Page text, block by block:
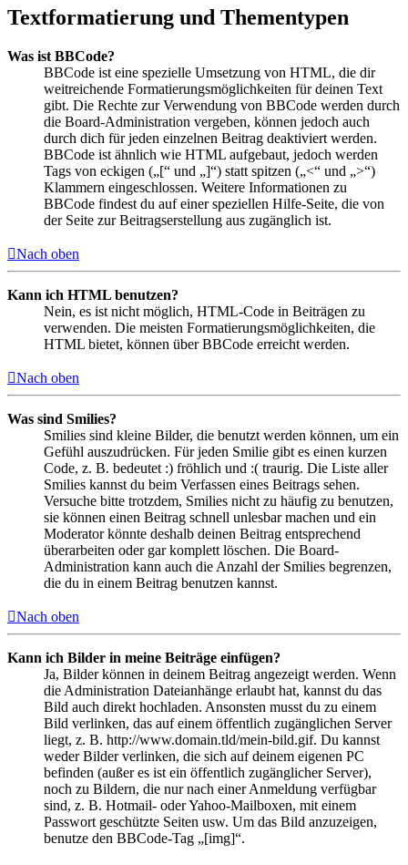
Textformatierung und Thementypen
Was ist BBCode?
BBCode ist eine spezielle Umsetzung von HTML, die dir
weitreichende Formatierungsmöglichkeiten für deinen Text
gibt. Die Rechte zur Verwendung von BBCode werden durch
die Board-Administration vergeben, können jedoch auch
durch dich für jeden einzelnen Beitrag deaktiviert werden.
BBCode ist ähnlich wie HTML aufgebaut, jedoch werden
Tags von eckigen („[“ und „]“) statt spitzen („<“ und „>“)
Klammern eingeschlossen. Weitere Informationen zu
BBCode findest du auf einer speziellen Hilfe-Seite, die von
der Seite zur Beitragserstellung aus zugänglich ist.
Nach oben
Kann ich HTML benutzen?
Nein, es ist nicht möglich, HTML-Code in Beiträgen zu
verwenden. Die meisten Formatierungsmöglichkeiten, die
HTML bietet, können über BBCode erreicht werden.
Nach oben
Was sind Smilies?
Smilies sind kleine Bilder, die benutzt werden können, um ein
Gefühl auszudrücken. Für jeden Smilie gibt es einen kurzen
Code, z. B. bedeutet :) fröhlich und :( traurig. Die Liste aller
Smilies kannst du beim Verfassen eines Beitrags sehen.
Versuche bitte trotzdem, Smilies nicht zu häufig zu benutzen,
sie können einen Beitrag schnell unlesbar machen und ein
Moderator könnte deshalb deinen Beitrag entsprechend
überarbeiten oder gar komplett löschen. Die Board-
Administration kann auch die Anzahl der Smilies begrenzen,
die du in einem Beitrag benutzen kannst.
Nach oben
Kann ich Bilder in meine Beiträge einfügen?
Ja, Bilder können in deinem Beitrag angezeigt werden. Wenn
die Administration Dateianhänge erlaubt hat, kannst du das
Bild auch direkt hochladen. Ansonsten musst du zu einem
Bild verlinken, das auf einem öffentlich zugänglichen Server
liegt, z. B. http://www.domain.tld/mein-bild.gif. Du kannst
weder Bilder verlinken, die sich auf deinem eigenen PC
befinden (außer es ist ein öffentlich zugänglicher Server),
noch zu Bildern, die nur nach einer Anmeldung verfügbar
sind, z. B. Hotmail- oder Yahoo-Mailboxen, mit einem
Passwort geschützte Seiten usw. Um das Bild anzuzeigen,
benutze den BBCode-Tag „[img]“.